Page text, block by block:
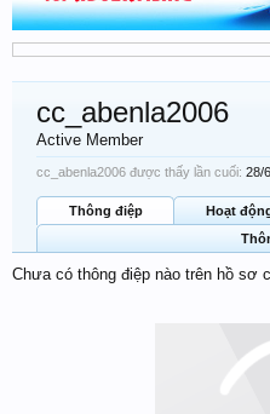
cc_abenla2006
Active Member
cc_abenla2006 được thấy lần cuối: 28/
Thông điệp Hoạt
Chưa có thông điệp nào trên hồ sơ